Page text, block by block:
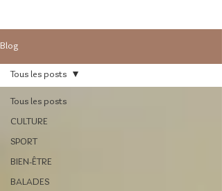
Blog
Tous les posts
CULTURE
SPORT
BIEN-ÊTRE
BALADES
Tous les posts